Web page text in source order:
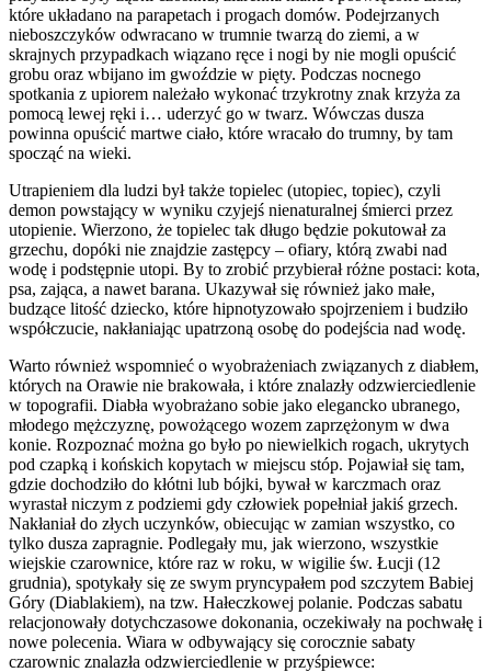
które układano na parapetach i progach domów. Podejrzanych
nieboszczyków odwracano w trumnie twarzą do ziemi, a w
skrajnych przypadkach wiązano ręce i nogi by nie mogli opuścić
grobu oraz wbijano im gwoździe w pięty. Podczas nocnego
spotkania z upiorem należało wykonać trzykrotny znak krzyża za
pomocą lewej ręki i… uderzyć go w twarz. Wówczas dusza
powinna opuścić martwe ciało, które wracało do trumny, by tam
spocząć na wieki.
Utrapieniem dla ludzi był także topielec (utopiec, topiec), czyli
demon powstający w wyniku czyjejś nienaturalnej śmierci przez
utopienie. Wierzono, że topielec tak długo będzie pokutował za
grzechu, dopóki nie znajdzie zastępcy – ofiary, którą zwabi nad
wodę i podstępnie utopi. By to zrobić przybierał różne postaci: kota,
psa, zająca, a nawet barana. Ukazywał się również jako małe,
budzące litość dziecko, które hipnotyzowało spojrzeniem i budziło
współczucie, nakłaniając upatrzoną osobę do podejścia nad wodę.
Warto również wspomnieć o wyobrażeniach związanych z diabłem,
których na Orawie nie brakowała, i które znalazły odzwierciedlenie
w topografii. Diabła wyobrażano sobie jako elegancko ubranego,
młodego mężczyznę, powożącego wozem zaprzężonym w dwa
konie. Rozpoznać można go było po niewielkich rogach, ukrytych
pod czapką i końskich kopytach w miejscu stóp. Pojawiał się tam,
gdzie dochodziło do kłótni lub bójki, bywał w karczmach oraz
wyrastał niczym z podziemi gdy człowiek popełniał jakiś grzech.
Nakłaniał do złych uczynków, obiecując w zamian wszystko, co
tylko dusza zapragnie. Podlegały mu, jak wierzono, wszystkie
wiejskie czarownice, które raz w roku, w wigilie św. Łucji (12
grudnia), spotykały się ze swym pryncypałem pod szczytem Babiej
Góry (Diablakiem), na tzw. Hałeczkowej polanie. Podczas sabatu
relacjonowały dotychczasowe dokonania, oczekiwały na pochwałę i
nowe polecenia. Wiara w odbywający się corocznie sabaty
czarownic znalazła odzwierciedlenie w przyśpiewce: